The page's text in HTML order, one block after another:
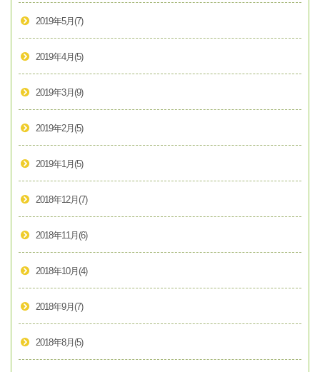
2019年5月 (7)
2019年4月 (5)
2019年3月 (9)
2019年2月 (5)
2019年1月 (5)
2018年12月 (7)
2018年11月 (6)
2018年10月 (4)
2018年9月 (7)
2018年8月 (5)